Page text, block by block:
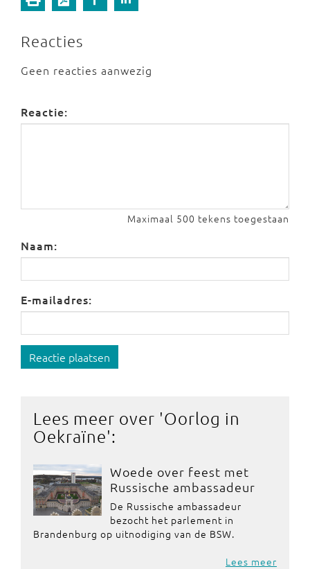
Reacties
Geen reacties aanwezig
Reactie:
Maximaal 500 tekens toegestaan
Naam:
E-mailadres:
Reactie plaatsen
Lees meer over 'Oorlog in
Oekraïne':
Woede over feest met
Russische ambassadeur
De Russische ambassadeur
bezocht het parlement in
Brandenburg op uitnodiging van de BSW.
Lees meer